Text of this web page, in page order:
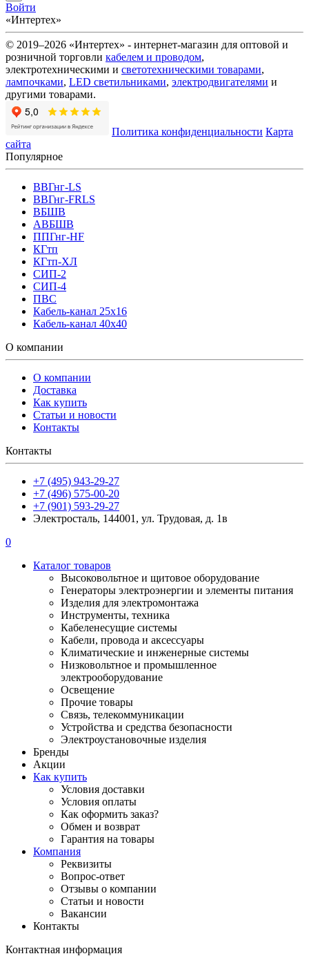
Войти
«Интертех»
© 2019–2026 «Интертех» - интернет-магазин для оптовой и
розничной торговли кабелем и проводом,
электротехническими и светотехническими товарами,
лампочками, LED светильниками, электродвигателями и
другими товарами.
Политика конфиденциальности Карта
сайта
Популярное
ВВГнг-LS
ВВГнг-FRLS
ВБШВ
АВБШВ
ППГнг-HF
КГтп
КГтп-ХЛ
СИП-2
СИП-4
ПВС
Кабель-канал 25х16
Кабель-канал 40х40
О компании
О компании
Доставка
Как купить
Статьи и новости
Контакты
Контакты
+7 (495) 943-29-27
+7 (496) 575-00-20
+7 (901) 593-29-27
Электросталь, 144001, ул. Трудовая, д. 1в
0
Каталог товаров
Высоковольтное и щитовое оборудование
Генераторы электроэнергии и элементы питания
Изделия для электромонтажа
Инструменты, техника
Кабеленесущие системы
Кабели, провода и аксессуары
Климатические и инженерные системы
Низковольтное и промышленное
электрооборудование
Освещение
Прочие товары
Связь, телекоммуникации
Устройства и средства безопасности
Электроустановочные изделия
Бренды
Акции
Как купить
Условия доставки
Условия оплаты
Как оформить заказ?
Обмен и возврат
Гарантия на товары
Компания
Реквизиты
Вопрос-ответ
Отзывы о компании
Статьи и новости
Вакансии
Контакты
Контактная информация